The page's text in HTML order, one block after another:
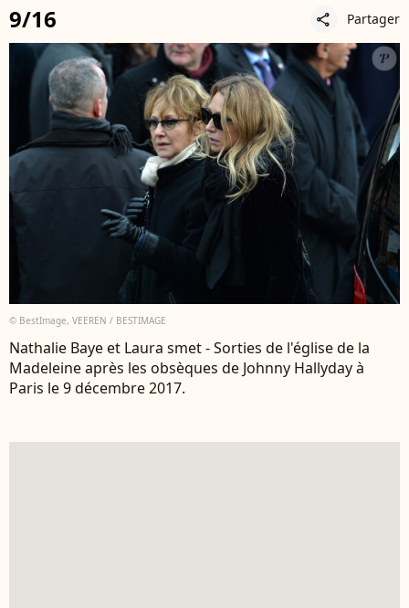
9/16 share Partager
© BestImage, VEEREN / BESTIMAGE
Nathalie Baye et Laura smet - Sorties de l'église de la
Madeleine après les obsèques de Johnny Hallyday à
Paris le 9 décembre 2017.